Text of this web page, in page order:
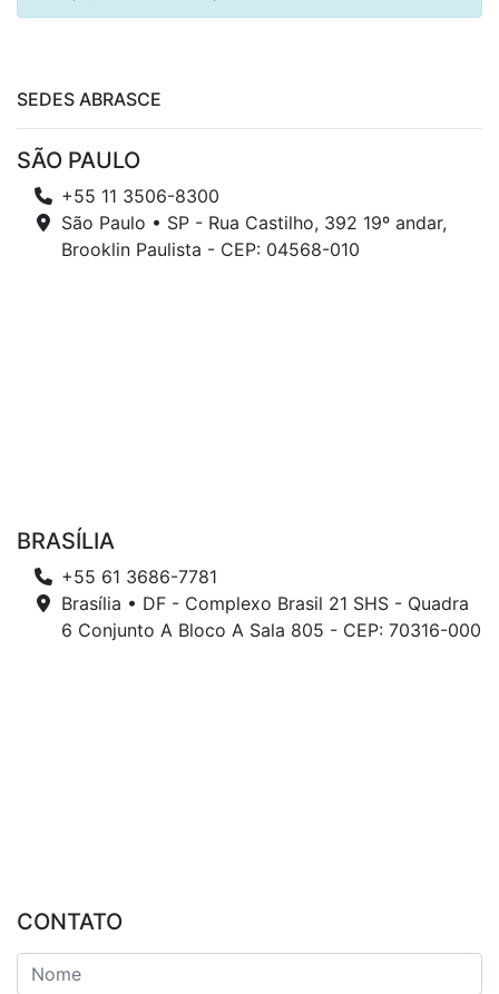
SEDES ABRASCE
SÃO PAULO
+55 11 3506-8300
São Paulo • SP - Rua Castilho, 392 19º andar,
Brooklin Paulista - CEP: 04568-010
BRASÍLIA
+55 61 3686-7781
Brasília • DF - Complexo Brasil 21 SHS - Quadra
6 Conjunto A Bloco A Sala 805 - CEP: 70316-000
CONTATO